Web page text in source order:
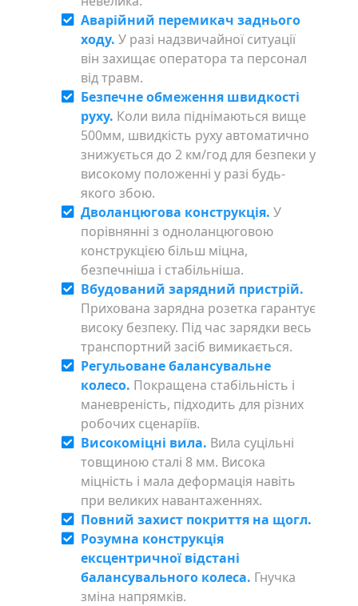
Аварійний перемикач заднього
ходу. У разі надзвичайної ситуації
він захищає оператора та персонал
від травм.
Безпечне обмеження швидкості
руху. Коли вила піднімаються вище
500мм, швидкість руху автоматично
знижується до 2 км/год для безпеки у
високому положенні у разі будь-
якого збою.
Дволанцюгова конструкція. У
порівнянні з одноланцюговою
конструкцією більш міцна,
безпечніша і стабільніша.
Вбудований зарядний пристрій.
Прихована зарядна розетка гарантує
високу безпеку. Під час зарядки весь
транспортний засіб вимикається.
Регульоване балансувальне
колесо. Покращена стабільність і
маневреність, підходить для різних
робочих сценаріїв.
Високоміцні вила. Вила суцільні
товщиною сталі 8 мм. Висока
міцність і мала деформація навіть
при великих навантаженнях.
Повний захист покриття на щогл.
Розумна конструкція
ексцентричної відстані
балансувального колеса. Гнучка
зміна напрямків.